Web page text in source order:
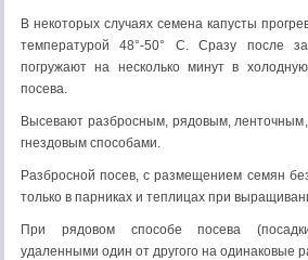
В некоторых случаях семена капусты
температурой 48°-50° С. Сразу после
погружают на несколько минут в
посева.
Высевают разбросным, рядовым,
гнездовым способами.
Разбросной посев, с размещением семян
только в парниках и теплицах при
При рядовом способе посева
удаленными один от другого на одинаковые